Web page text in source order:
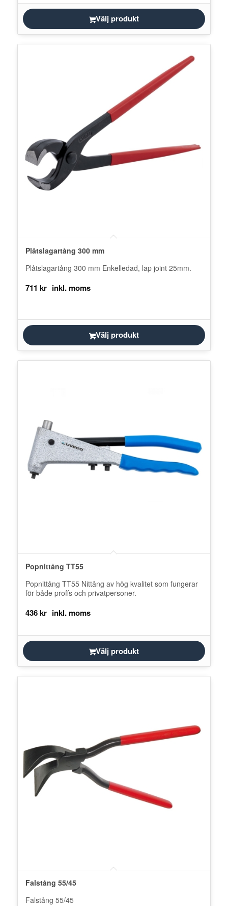
Välj produkt
Plåtslagartång 300 mm
Plåtslagartång 300 mm Enkelledad, lap joint 25mm.
711 kr
Välj produkt
Popnittång TT55
Popnittång TT55 Nittång av hög kvalitet som fungerar
för både proffs och privatpersoner.
436kr
Välj produkt
Falstång 55/45
Falstång 55/45